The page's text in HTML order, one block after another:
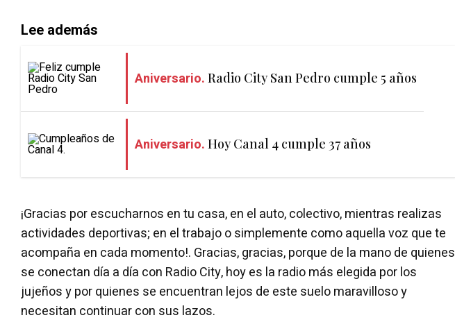
Lee además
Aniversario. Radio City San Pedro cumple 5 años
Aniversario. Hoy Canal 4 cumple 37 años
¡Gracias por escucharnos en tu casa, en el auto, colectivo, mientras realizas
actividades deportivas; en el trabajo o simplemente como aquella voz que te
acompaña en cada momento!. Gracias, gracias, porque de la mano de quienes
se conectan día a día con Radio City, hoy es la radio más elegida por los
jujeños y por quienes se encuentran lejos de este suelo maravilloso y
necesitan continuar con sus lazos.